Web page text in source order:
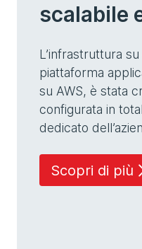
scalabile
L’infrastruttura
piattaforma
su AWS, è stata
configurata in
dedicato
Scopri di più